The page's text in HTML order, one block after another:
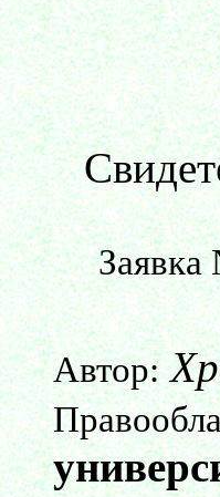
Заявка
Автор: